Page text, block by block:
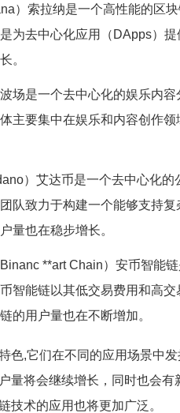
）索拉纳是一个高性能的区
为去中心化应用（DApps）
。
场是一个去中心化的娱乐内
主要集中在娱乐和内容创作
）艾达币是一个去中心化
队致力于构建一个能够支持
量也在稳步增长。
**art Chain）安币智能
智能链以其低交易费用和高
的用户量也在不断增加。
色,它们在不同的应用场景中
量将会继续增长，同时也会
技术的应用也将更加广泛。